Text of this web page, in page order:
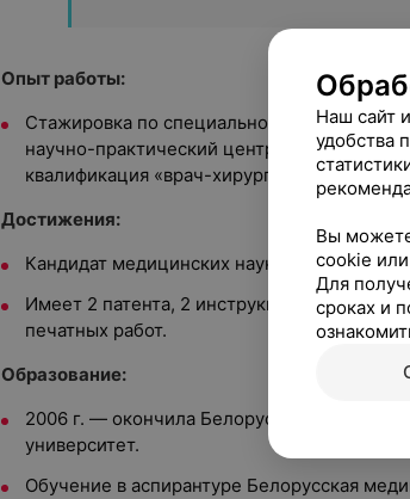
Опыт работы:
Стажировка по специальности «хирургия»
научно-практический центр гематологии
квалификация «врач-хирург».
Достижения:
Кандидат медицинских наук.
Имеет 2 патента, 2 инструкции МЗ РБ, 2
печатных работ.
Образование:
2006 г. — окончила Белорусский
университет.
Обучение в аспирантуре Белорусская
Наш сайт
удобства
Вы
cookie
Для
сроках и